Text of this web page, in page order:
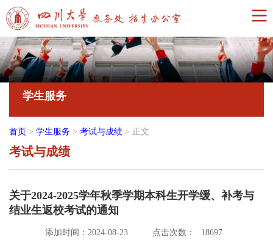
学生服务
首页 > 学生服务 > 考试与成绩 > 正文
考试与成绩
关于2024-2025学年秋季学期本科生开学缓、补考与
结业生返校考试的通知
添加时间：2024-08-23 点击次数： 18697